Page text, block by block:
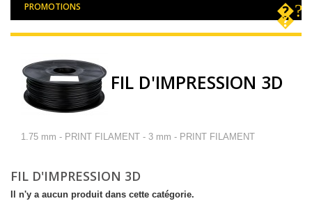
PROMOTIONS
FIL D'IMPRESSION 3D
1.75 mm - PRINT FILAMENT - 3 mm - PRINT FILAMENT
FIL D'IMPRESSION 3D
Il n'y a aucun produit dans cette catégorie.